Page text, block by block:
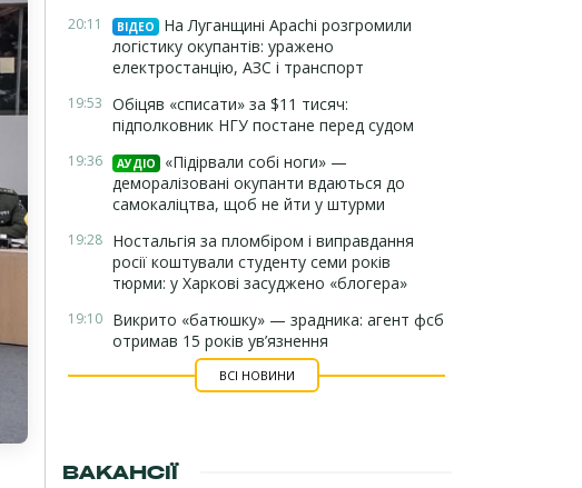
20:11 ВІДЕО
На Луганщині Apachi розгромили
логістику окупантів: уражено
електростанцію, АЗС і транспорт
19:53 Обіцяв «списати» за $11 тисяч:
підполковник НГУ постане перед судом
19:36 АУДІО
«Підірвали собі ноги» —
деморалізовані окупанти вдаються до
самокаліцтва, щоб не йти у штурми
19:28 Ностальгія за пломбіром і виправдання
росії коштували студенту семи років
тюрми: у Харкові засуджено «блогера»
19:10 Викрито «батюшку» — зрадника: агент фсб
отримав 15 років ув’язнення
ВСІ НОВИНИ
ВАКАНСІЇ